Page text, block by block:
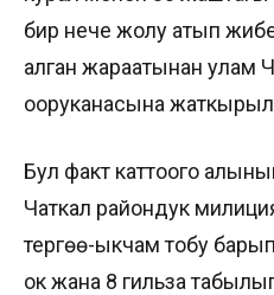
бир нече жолу атып
алган жараатынан улам
ооруканасына
Бул факт каттоого
Чаткал райондук
тергөө-ыкчам тобу барып,
ок жана 8 гильза